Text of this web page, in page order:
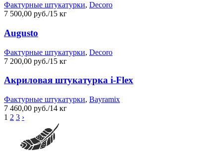
Фактурные штукатурки, Decoro
7 500,00 руб./15 кг
Augusto
Фактурные штукатурки, Decoro
7 200,00 руб./15 кг
Акриловая штукатурка i-Flex
Фактурные штукатурки, Bayramix
7 460,00 руб./14 кг
1 2 3 ›